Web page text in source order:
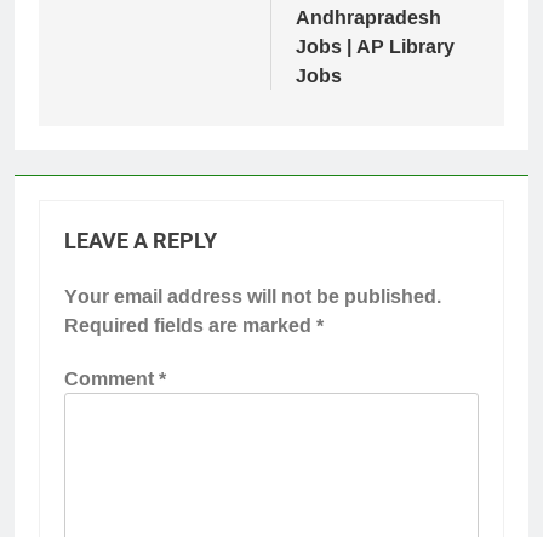
Andhrapradesh
Jobs | AP Library
Jobs
LEAVE A REPLY
Your email address will not be published.
Required fields are marked*
Comment*